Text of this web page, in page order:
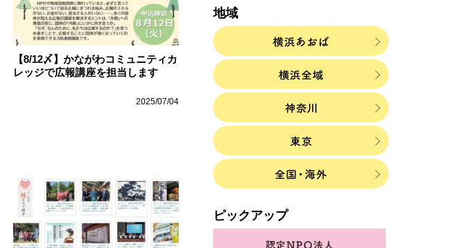
【8/12〆】かながわコミュニティカ
レッジで広報講座を担当します
2025/07/04
地域
ピックアップ